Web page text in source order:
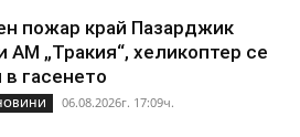
пожар край Пазарджик
АМ „Тракия“, хеликоптер се
гасенето
06.08.2026г. 17:09ч.